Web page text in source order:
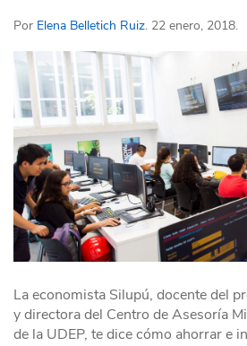
Por Elena Belletich Ruiz. 22 enero, 2018.
La economista Silupú, docente del
y directora del Centro de Asesoría
de la UDEP, te dice cómo ahorrar e